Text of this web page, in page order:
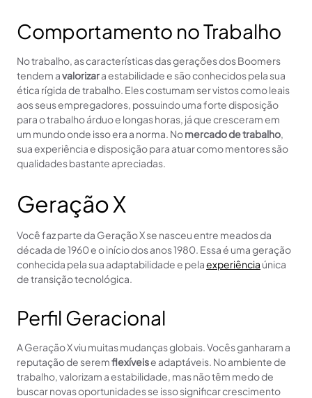
Comportamento no Trabalho
No trabalho, as características das gerações dos Boomers
tendem avalorizara estabilidade e são conhecidos pela sua
ética rígida de trabalho. Eles costumam ser vistos como leais
aos seus empregadores, possuindo uma forte disposição
para o trabalho árduo e longas horas, já que cresceram em
um mundo onde isso era a norma. Nomercado de trabalho,
sua experiência e disposição para atuar como mentores são
qualidades bastante apreciadas.
Geração X
Você faz parte da Geração X se nasceu entre meados da
década de 1960 e o início dos anos 1980. Essa é uma geração
conhecida pela sua adaptabilidade e pelaexperiência única
de transição tecnológica.
Perfil Geracional
A Geração X viu muitas mudanças globais. Vocês ganharam a
reputação de seremflexíveise adaptáveis. No ambiente de
trabalho, valorizam a estabilidade, mas não têm medo de
buscar novas oportunidades se isso significar crescimento